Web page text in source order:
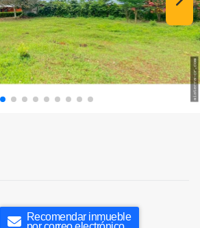
Recomendar inmueble